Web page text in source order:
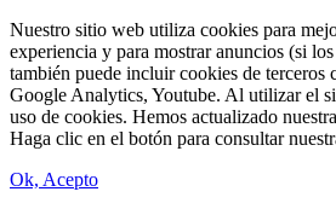
Nuestro sitio web utiliza cookies para
experiencia y para mostrar anuncios (si
también puede incluir cookies de terceros
Google Analytics, Youtube. Al utilizar el
uso de cookies. Hemos actualizado
Haga clic en el botón para consultar
Ok, Acepto